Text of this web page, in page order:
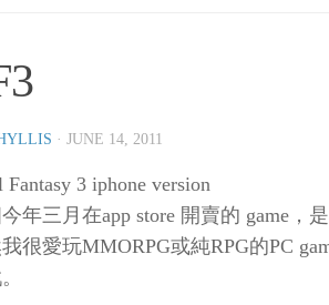
· JUNE 14, 2011
Fantasy 3 iphone version
年三月在app store 開賣的 game，
很愛玩MMORPG或純RPG的PC